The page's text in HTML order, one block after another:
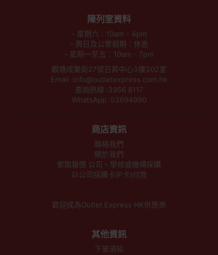
陳列室資料
- 星期六：10am - 4pm
- 周日及公眾假期：休息
- 星期一至五：10am - 7pm
觀塘成業街27號日昇中心3樓302室
Email :info@outletexpress.com.hk
查詢熱線 :3956 8117
WhatsApp :53694990
商店資訊
聯絡我們
關於我們
索取報價 公司、學校或機構採購
以公司採購卡(P卡)付款
歡迎成為Outlet Express HK供應商
其他資訊
下單須知